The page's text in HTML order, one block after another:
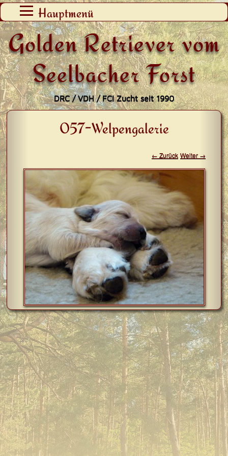
Golden Retriever vom
Seelbacher Forst
DRC / VDH / FCI Zucht seit 1990
Hauptmenü
Zum
Inhalt
springen
057-Welpengalerie
← Zurück Weiter →